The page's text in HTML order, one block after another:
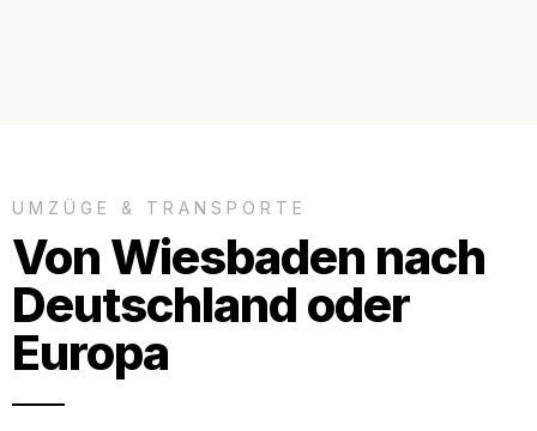
UMZÜGE & TRANSPORTE
Von Wiesbaden nach
Deutschland oder
Europa